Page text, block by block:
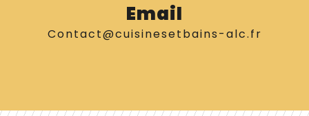
Email
contact@cuisinesetbains-alc.fr